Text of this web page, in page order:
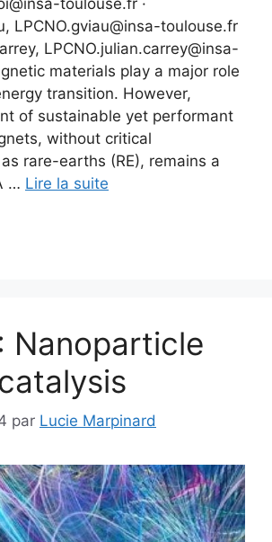
LPCNO.gviau@insa-toulouse.fr
LPCNO.julian.carrey@insa-
materials play a major role
transition. However,
of sustainable yet performant
without critical
rare-earths (RE), remains a
… Lire la suite
Nanoparticle
par Lucie Marpinard